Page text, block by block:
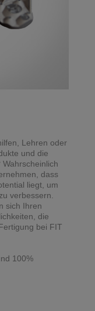
Lehren oder
und die
dass
liegt, um
verbessern.
sich Ihren
die
bei FIT
100%